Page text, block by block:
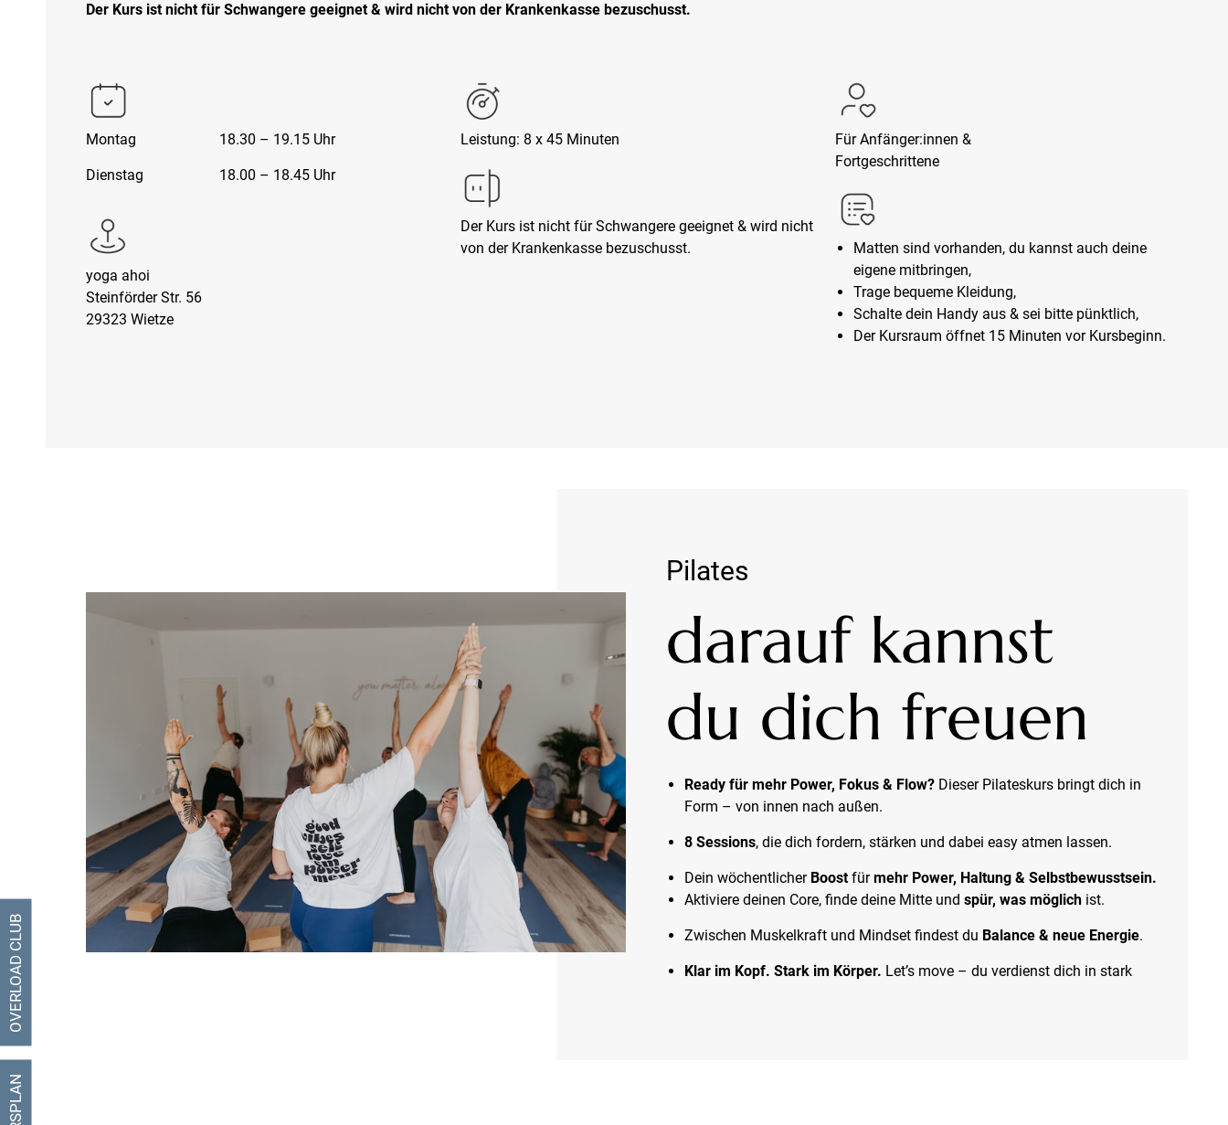
Der Kurs ist nicht für Schwangere geeignet & wird nicht von der Krankenkasse bezuschusst.
Montag 18.30 – 19.15 Uhr
Dienstag 18.00 – 18.45 Uhr
yoga ahoi
Steinförder Str. 56
29323 Wietze
Leistung: 8 x 45 Minuten
Der Kurs ist nicht für Schwangere geeignet & wird nicht
von der Krankenkasse bezuschusst.
Für Anfänger:innen &
Fortgeschrittene
Matten sind vorhanden, du kannst auch deine
eigene mitbringen,
Trage bequeme Kleidung,
Schalte dein Handy aus & sei bitte pünktlich,
Der Kursraum öffnet 15 Minuten vor Kursbeginn.
Pilates
darauf kannst
du dich freuen
Ready für mehr Power, Fokus & Flow? Dieser Pilateskurs bringt dich in
Form – von innen nach außen.
8 Sessions, die dich fordern, stärken und dabei easy atmen lassen.
Dein wöchentlicher Boostfürmehr Power, Haltung & Selbstbewusstsein.
Aktiviere deinen Core, finde deine Mitte und spür, was möglich ist.
Zwischen Muskelkraft und Mindset findest du Balance & neue Energie.
Klar im Kopf. Stark im Körper. Let’s move – du verdienst dich in stark
OVERLOAD CLUB